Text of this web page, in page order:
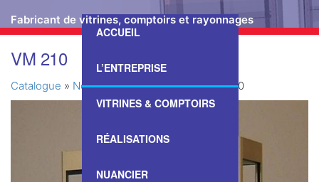
Fabricant de vitrines, comptoirs et rayonnages
ACCUEIL
L’ENTREPRISE
VITRINES & COMPTOIRS
RÉALISATIONS
NUANCIER
VM 210
Catalogue » Nos Vitrines & Comptoirs»VM 210